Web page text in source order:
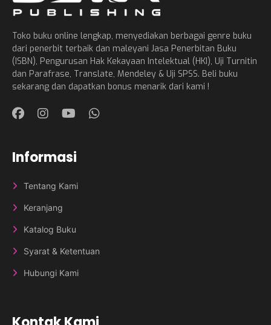
Toko buku online lengkap, menyediakan berbagai genre buku
dari penerbit terbaik dan maleyani Jasa Penerbitan Buku
(ISBN), Pengurusan Hak Kekayaan Intelektual (HKI), Uji Turnitin
dan Parafrase, Translate, Mendeley & Uji SPSS. Beli buku
sekarang dan dapatkan bonus menarik dari kami !
Informasi
Tentang Kami
Keranjang
Katalog Buku
Syarat & Ketentuan
Hubungi Kami